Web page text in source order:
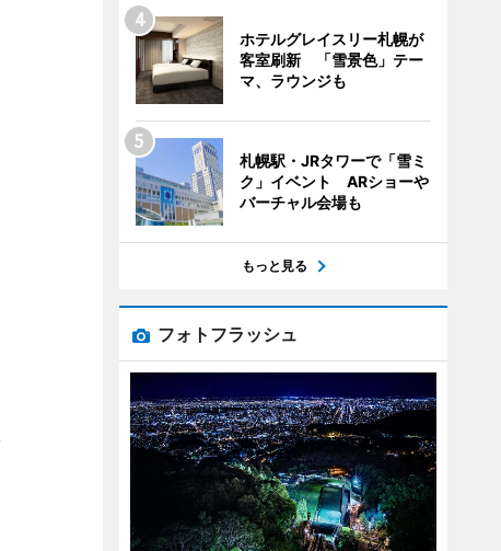
ホテルグレイスリー札幌が
客室刷新 「雪景色」テー
マ、ラウンジも
札幌駅・JRタワーで「雪ミ
ク」イベント ARショーや
バーチャル会場も
もっと見る
フォトフラッシュ